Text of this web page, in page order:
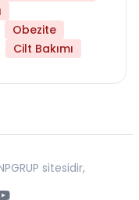
Obezite
Cilt Bakımı
sitesidir,